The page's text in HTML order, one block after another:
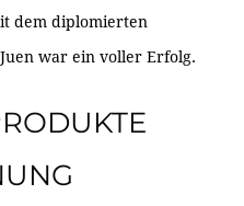
dem diplomierten
war ein voller Erfolg.